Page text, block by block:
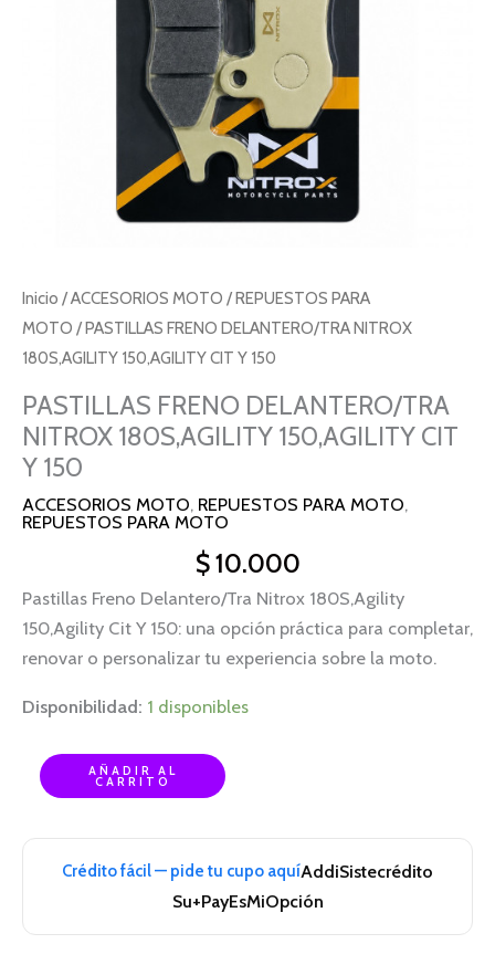
Inicio /ACCESORIOS MOTO /REPUESTOS PARA
MOTO / PASTILLAS FRENO DELANTERO/TRA NITROX
180S,AGILITY 150,AGILITY CIT Y 150
PASTILLAS FRENO DELANTERO/TRA
NITROX 180S,AGILITY 150,AGILITY CIT
Y 150
ACCESORIOS MOTO, REPUESTOS PARA MOTO,
REPUESTOS PARA MOTO
$10.000
Pastillas Freno Delantero/Tra Nitrox 180S,Agility
150,Agility Cit Y 150: una opción práctica para completar,
renovar o personalizar tu experiencia sobre la moto.
Disponibilidad: 1 disponibles
AÑADIR AL
CARRITO
Crédito fácil — pide tu cupo aquíAddiSistecrédito
Su+PayEsMiOpción